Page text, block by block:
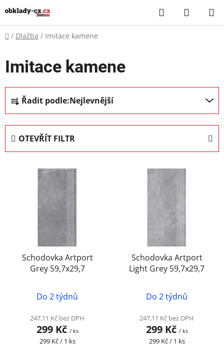
na
obsah
Hledat
KOŠÍK
Domů
/ Dlažba / Imitace kamene
Imitace kamene
Řadit podle:Nejlevnější
OTEVŘÍT FILTR
Schodovka Artport
Grey 59,7x29,7
Do 2 týdnů
247,11 Kč bez DPH
299 Kč / ks
Měrná
299 Kč / 1 ks
Schodovka Artport
Light Grey 59,7x29,7
Do 2 týdnů
247,11 Kč bez DPH
299 Kč / ks
Měrná
299 Kč / 1 ks